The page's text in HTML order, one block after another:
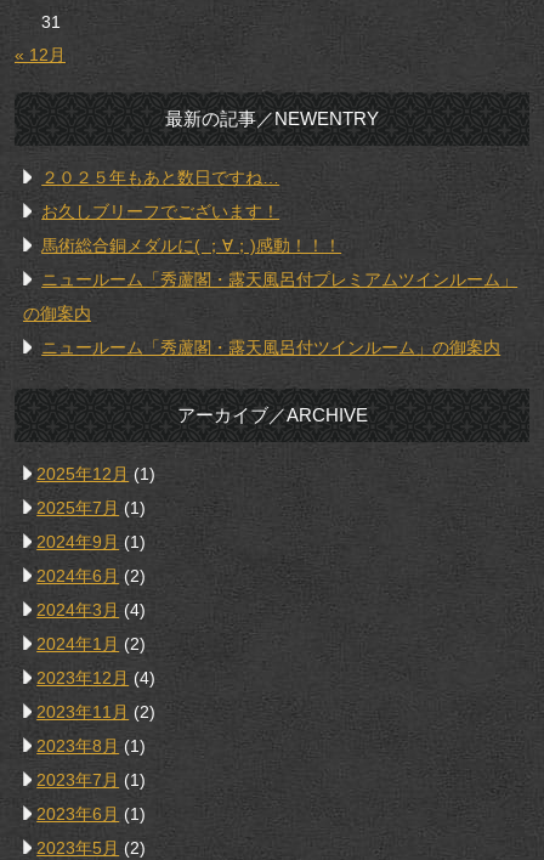
31
« 12月
最新の記事／NEWENTRY
２０２５年もあと数日ですね…
お久しブリーフでございます！
馬術総合銅メダルに( ；∀；)感動！！！
ニュールーム「秀蘆閣・露天風呂付プレミアムツインルーム」
の御案内
ニュールーム「秀蘆閣・露天風呂付ツインルーム」の御案内
アーカイブ／ARCHIVE
2025年12月 (1)
2025年7月 (1)
2024年9月 (1)
2024年6月 (2)
2024年3月 (4)
2024年1月 (2)
2023年12月 (4)
2023年11月 (2)
2023年8月 (1)
2023年7月 (1)
2023年6月 (1)
2023年5月 (2)